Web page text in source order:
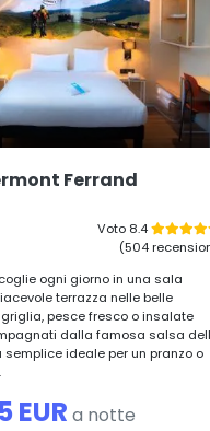
Ferrand
Voto 8.4
(504
ogni giorno in una sala
terrazza nelle belle
pesce fresco o insalate
dalla famosa salsa
ideale per un pranzo o
EUR a notte